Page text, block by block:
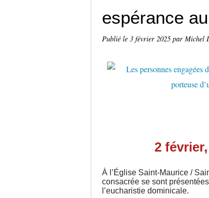
espérance
Publié le 3 février 2025 par Michel
2
À l’Église Saint-Maurice /
consacrée se sont
l’eucharistie dominicale.